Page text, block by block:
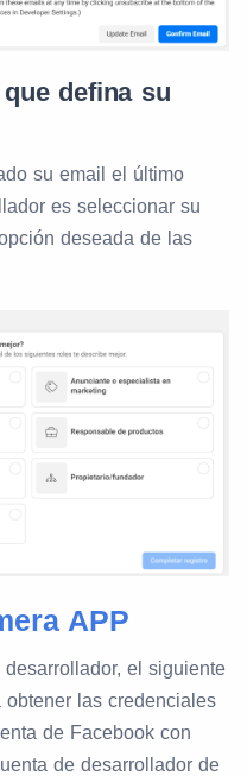
defina su
su email el último
es seleccionar su
deseada de las
APP
el siguiente
las credenciales
de Facebook con
de desarrollador de